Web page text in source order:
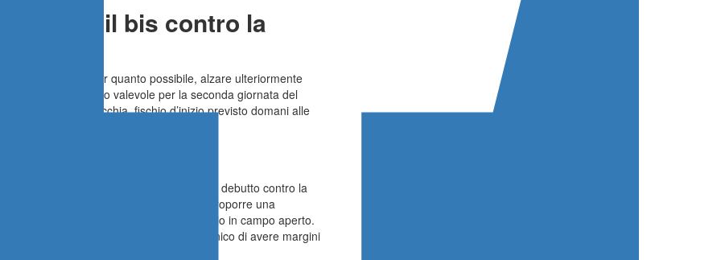
cerca il bis contro la
d’esordio e, per quanto possibile, alzare ulteriormente
Nell’incontro valevole per la seconda giornata del
affronta la Slovacchia, fischio d’inizio previsto domani alle
che il calendario propone agli azzurri. Il debutto contro la
in grado di giocare con qualità e di proporre una
l’opportunità di attaccare lo spazio in campo aperto.
errori che consentono allo staff tecnico di avere margini